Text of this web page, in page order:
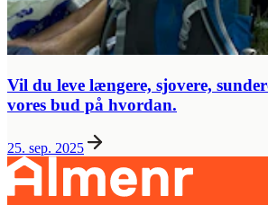
Vil du leve længere, sjovere,
vores bud på hvordan.
25. sep. 2025